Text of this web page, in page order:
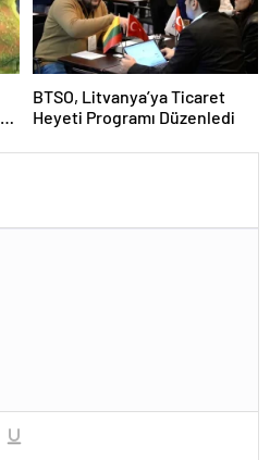
BTSO, Litvanya’ya Ticaret
Heyeti Programı Düzenledi